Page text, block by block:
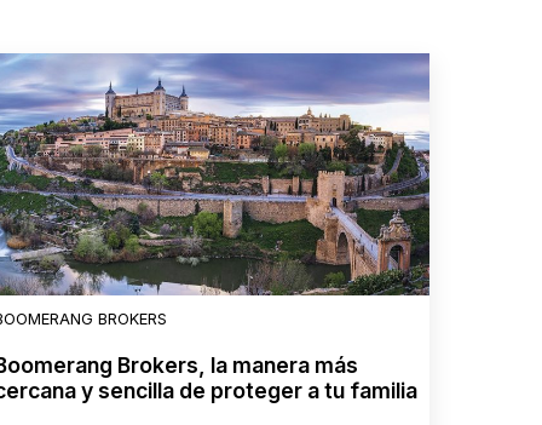
BROKERS
Brokers, la manera más
y sencilla de proteger a tu familia